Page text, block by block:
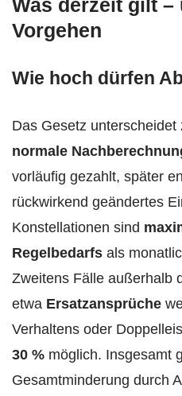
Vorgehen
Wie hoch dürfen
Das Gesetz
normale
vorläufig gezahlt, später
rückwirkend geändertes
Konstellationen sind
Regelbedarfs als
Zweitens Fälle außerhalb
etwa Ersatzansprüche
Verhaltens oder
30 % möglich. Insgesamt
Gesamtminderung durch